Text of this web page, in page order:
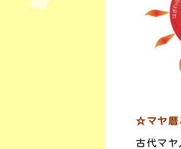
☆マヤ
古代マヤ